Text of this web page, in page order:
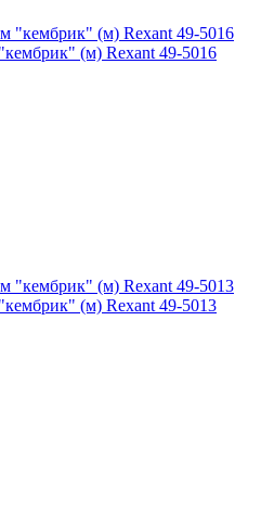
(м) Rexant 49-5016
(м) Rexant 49-5013